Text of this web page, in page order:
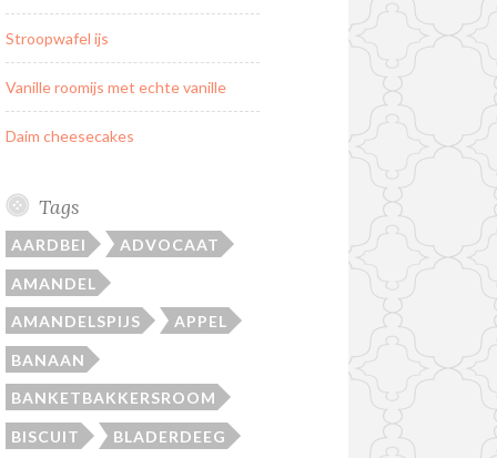
Stroopwafel ijs
Vanille roomijs met echte vanille
Daim cheesecakes
Tags
AARDBEI ADVOCAAT
AMANDEL
AMANDELSPIJS APPEL
BANAAN
BANKETBAKKERSROOM
BISCUIT BLADERDEEG